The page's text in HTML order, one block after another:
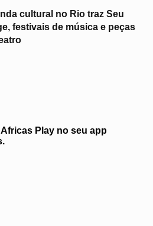
cultural no Rio traz Seu
festivais de música e peças
Play no seu app